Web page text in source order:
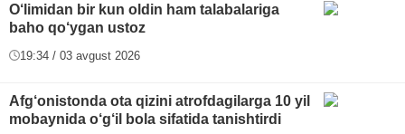
O‘limidan bir kun oldin ham talabalariga
baho qo‘ygan ustoz
19:34 / 03 avgust 2026
Afg‘onistonda ota qizini atrofdagilarga 10 yil
mobaynida o‘g‘il bola sifatida tanishtirdi